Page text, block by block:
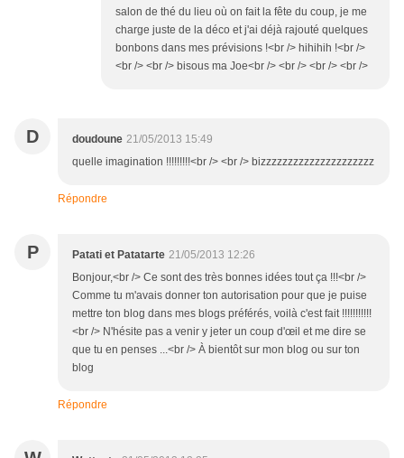
salon de thé du lieu où on fait la fête du coup, je me
charge juste de la déco et j'ai déjà rajouté quelques
bonbons dans mes prévisions !<br /> hihihih !<br />
<br /> <br /> bisous ma Joe<br /> <br /> <br /> <br />
D doudoune 21/05/2013 15:49
quelle imagination !!!!!!!!!<br /> <br /> bizzzzzzzzzzzzzzzzzzzzz
Répondre
P Patati et Patatarte 21/05/2013 12:26
Bonjour,<br /> Ce sont des très bonnes idées tout ça !!!<br />
Comme tu m'avais donner ton autorisation pour que je puise
mettre ton blog dans mes blogs préférés, voilà c'est fait !!!!!!!!!!!
<br /> N'hésite pas a venir y jeter un coup d'œil et me dire se
que tu en penses ...<br /> À bientôt sur mon blog ou sur ton
blog
Répondre